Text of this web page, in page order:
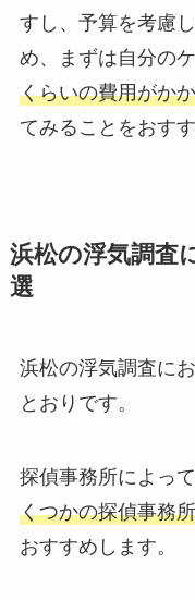
すし、予算を考慮
め、まずは自分の
くらいの費用がか
てみることをおす
浜松の浮気調査
選
浜松の浮気調査に
とおりです。
探偵事務所によっ
くつかの探偵事務
おすすめします。